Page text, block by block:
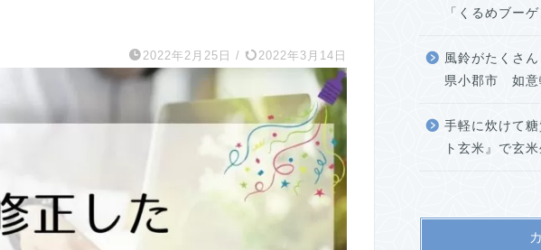
2022年2月25日 / 2022年3月14日
「くるめブーゲ
風鈴がたくさ
県小郡市 如意
手軽に炊けて
ト玄米』で玄